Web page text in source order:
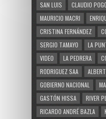
SAN LUIS
CLAUDIO
MAURICIO MACRI
CRISTINA FERNÁNDEZ
SERGIO TAMAYO
LA
VIDEO
LA PEDRERA
RODRIGUEZ SAA
GOBIERNO NACIONAL
GASTÓN HISSA
RIVER
RICARDO ANDRÉ BAZLA